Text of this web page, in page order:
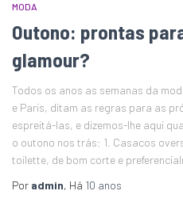
MODA
Outono: prontas
glamour?
Todos os anos as semanas da
e Paris, ditam as regras para as
espreitá-las, e dizemos-lhe aqui
o outono nos trás: 1. Casacos
toilette, de bom corte e
Por admin, Há 10 anos